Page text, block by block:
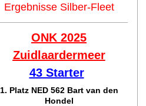
Ergebnisse Silber-Fleet
ONK 2025
Zuidlaardermeer
43 Starter
1. Platz NED 562 Bart van den
Hondel